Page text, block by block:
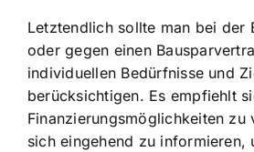
Letztendlich sollte man bei der
oder gegen einen
individuellen Bedürfnisse und
berücksichtigen. Es empfiehlt
Finanzierungsmöglichkeiten zu
sich eingehend zu informieren,